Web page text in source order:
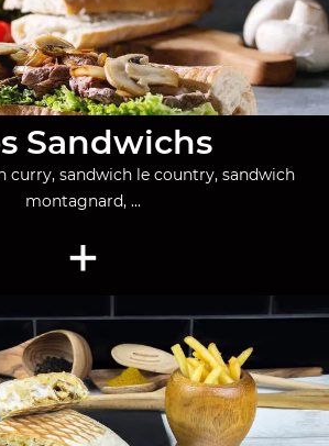
Sandwichs
curry, sandwich le country, sandwich
montagnard, ...
+